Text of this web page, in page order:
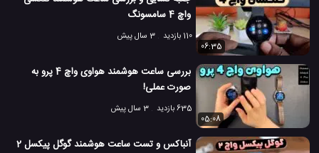
واچ 4 سامسونگ
110 بازدید
3 سال پیش
06:35
بررسی ساعت هوشمند هواوی واچ 4 پرو به
صورت عملی!
635 بازدید
3 سال پیش
05:08
آنباکس و تست ساعت هوشمند گوگل پیکسل 2